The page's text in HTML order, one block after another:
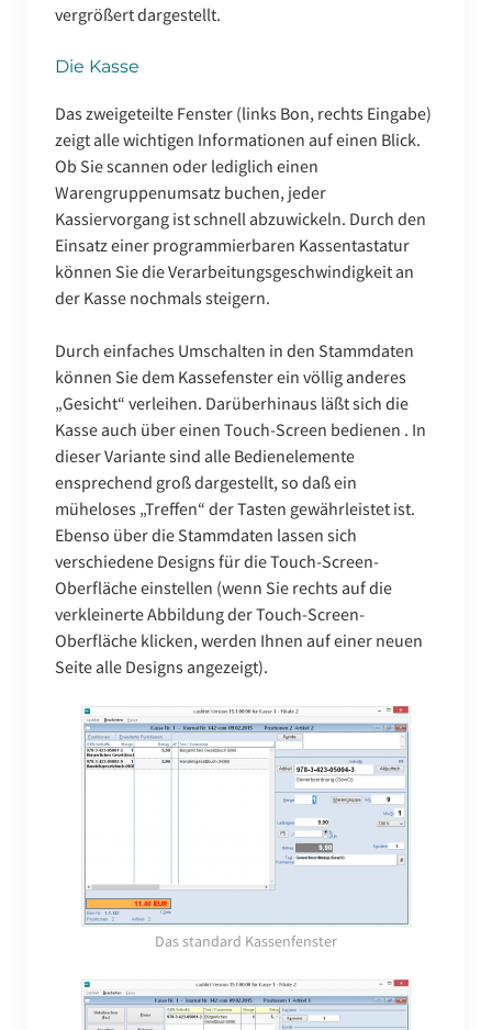
vergrößert dargestellt.
Die Kasse
Das zweigeteilte Fenster (links Bon, rechts Eingabe)
zeigt alle wichtigen Informationen auf einen Blick.
Ob Sie scannen oder lediglich einen
Warengruppenumsatz buchen, jeder
Kassiervorgang ist schnell abzuwickeln. Durch den
Einsatz einer programmierbaren Kassentastatur
können Sie die Verarbeitungsgeschwindigkeit an
der Kasse nochmals steigern.
Durch einfaches Umschalten in den Stammdaten
können Sie dem Kassefenster ein völlig anderes
„Gesicht“ verleihen. Darüberhinaus läßt sich die
Kasse auch über einen Touch-Screen bedienen . In
dieser Variante sind alle Bedienelemente
ensprechend groß dargestellt, so daß ein
müheloses „Treffen“ der Tasten gewährleistet ist.
Ebenso über die Stammdaten lassen sich
verschiedene Designs für die Touch-Screen-
Oberfläche einstellen (wenn Sie rechts auf die
verkleinerte Abbildung der Touch-Screen-
Oberfläche klicken, werden Ihnen auf einer neuen
Seite alle Designs angezeigt).
Das standard Kassenfenster